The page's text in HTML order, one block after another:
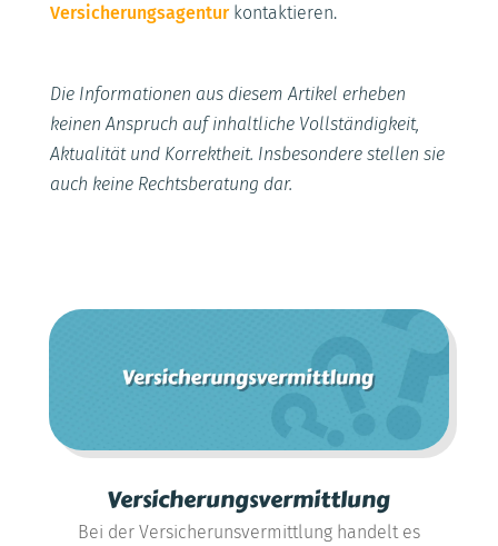
Versicherungsagenturkontaktieren.
Die Informationen aus diesem Artikel erheben
keinen Anspruch auf inhaltliche Vollständigkeit,
Aktualität und Korrektheit. Insbesondere stellen sie
auch keine Rechtsberatung dar.
Versicherungsvermittlung
Bei der Versicherunsvermittlung handelt es